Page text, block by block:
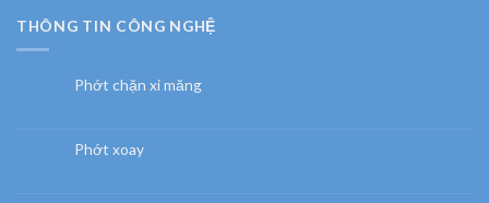
THÔNG TIN CÔNG NGHỆ
Phớt chặn xi măng
Phớt xoay